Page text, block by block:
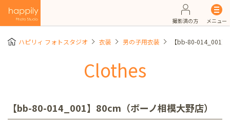
撮影済の方 メニュー
ハピリィ フォトスタジオ 衣装 男の子用衣装 【bb-80-014_001
Clothes
【bb-80-014_001】80cm（ボーノ相模大野店）